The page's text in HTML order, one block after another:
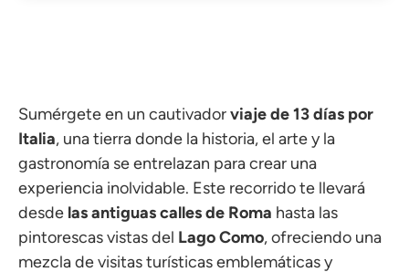
Sumérgete en un cautivadorviaje de 13 días por
Italia, una tierra donde la historia, el arte y la
gastronomía se entrelazan para crear una
experiencia inolvidable. Este recorrido te llevará
desde las antiguas calles de Roma hasta las
pintorescas vistas del Lago Como, ofreciendo una
mezcla de visitas turísticas emblemáticas y